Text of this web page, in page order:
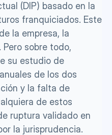
(DIP) basado en la
franquiciados. Este
la empresa, la
sobre todo,
su estudio de
de los dos
y la falta de
de estos
ruptura validado en
la jurisprudencia.